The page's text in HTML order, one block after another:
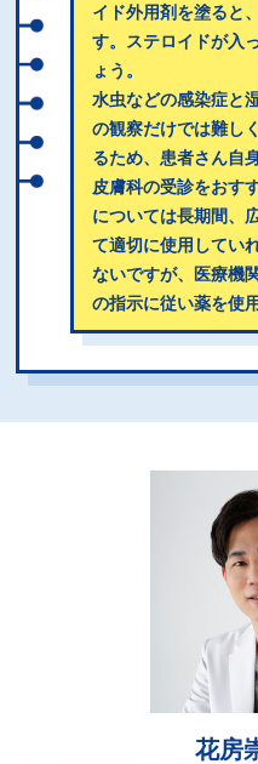
イド外用剤を塗ると
す。ステロイドが入
ょう。
水虫などの感染症と
の観察だけでは難し
るため、患者さん自
皮膚科の受診をおす
については長期間、
て適切に使用してい
ないですが、医療機
の指示に従い薬を使
花房